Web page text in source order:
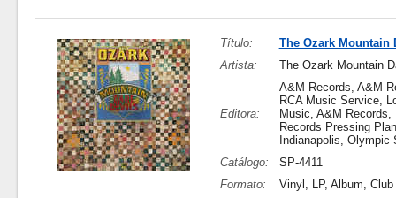
Título:
The Ozark Mountain
Artista:
The Ozark Mountain
Editora:
A&M Records, A&M
RCA Music Service,
Music, A&M Records,
Records Pressing
Indianapolis, Olympic
Catálogo:
SP-4411
Formato:
Vinyl, LP, Album,